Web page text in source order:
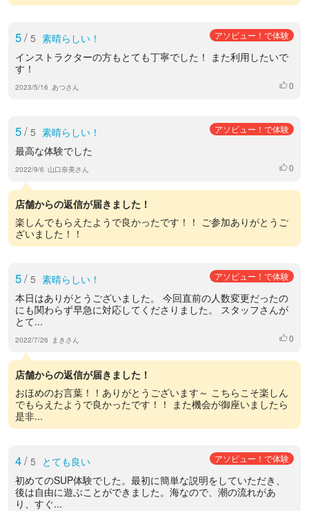
5/ 5 素晴らしい！ アソビュー！で体験
インストラクターの方もとても丁寧でした！ また利用したいで
す！
2023/5/16 あつさん いいね
0
5/ 5 素晴らしい！ アソビュー！で体験
最高な体験でした
2022/9/6 山口奈美さん いいね
0
店舗からの返信が届きました！
楽しんでもらえたようで良かったです！！ ご参加ありがとうご
ざいました！！
5/ 5 素晴らしい！ アソビュー！で体験
本日はありがとうございました。 今回直前の人数変更だったの
にも関わらず早急に対応してくださりました。 スタッフさんが
とて...
2022/7/26 まきさん いいね
0
店舗からの返信が届きました！
おほめのお言葉！！ありがとうございます～ こちらこそ楽しん
でもらえたようで良かったです！！ また機会が御座いましたら
是非...
4/ 5 とても良い アソビュー！で体験
初めてのSUP体験でした。最初に簡単な説明をしていただき、
後は自由に遊ぶことができました。海なので、潮の流れがあ
り、すぐ...